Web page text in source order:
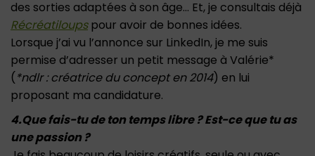
des sorties adaptées à son âge… Et, je consultais déjà
Récréatiloupspour avoir de bonnes idées.
Lorsque j’ai vu l’annonce sur LinkedIn, je me suis
permise d’adresser un petit message à Valérie*
(*ndlr : créatrice du concept en 2014) en lui
proposant ma candidature.
4.Que fais-tu de ton temps libre ? Est-ce que tu as
une passion ?